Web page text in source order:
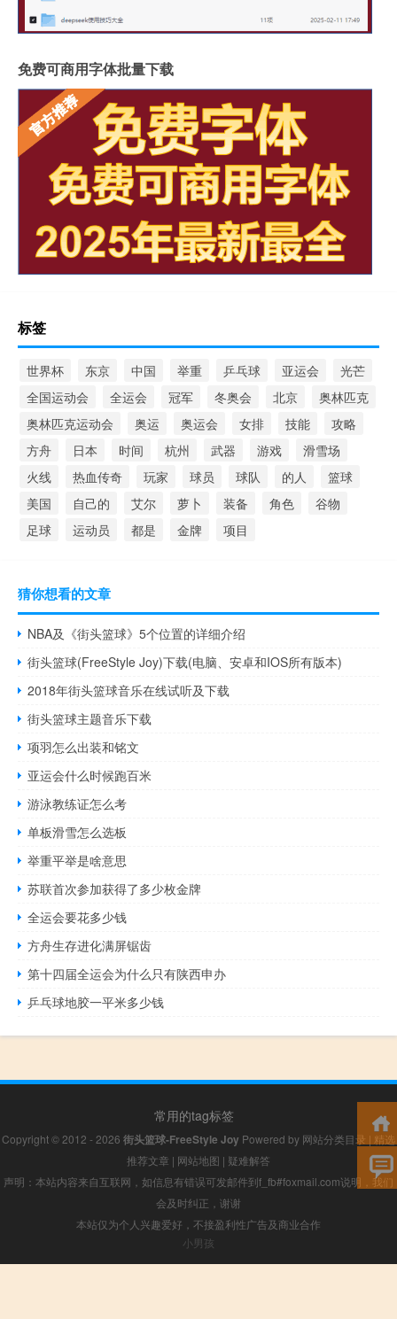
免费可商用字体批量下载
标签
世界杯 东京 中国 举重 乒乓球 亚运会
光芒
全国运动会
全运会 冠军 冬奥会 北京
奥林匹克
奥林匹克运动会
奥运 奥运会 女排 技能
攻略
方舟
日本 时间 杭州 武器 游戏
滑雪场
火线
热血传奇 玩家 球员 球队 的人
篮球
美国
自己的 艾尔 萝卜 装备 角色
谷物
足球
运动员 都是 金牌 项目
猜你想看的文章
NBA及《街头篮球》5个位置的详细介绍
街头篮球(FreeStyle Joy)下载(电脑、安卓和IOS所有版本)
2018年街头篮球音乐在线试听及下载
街头篮球主题音乐下载
项羽怎么出装和铭文
亚运会什么时候跑百米
游泳教练证怎么考
单板滑雪怎么选板
举重平举是啥意思
苏联首次参加获得了多少枚金牌
全运会要花多少钱
方舟生存进化满屏锯齿
第十四届全运会为什么只有陕西申办
乒乓球地胶一平米多少钱
常用的tag标签
Copyright © 2012 - 2026 街头篮球-FreeStyle Joy Powered by 网站分类目录 | 精选
推荐文章 | 网站地图 | 疑难解答
声明：本站内容来自互联网，如信息有错误可发邮件到f_fb#foxmail.com说明，我们
会及时纠正，谢谢
本站仅为个人兴趣爱好，不接盈利性广告及商业合作
小男孩